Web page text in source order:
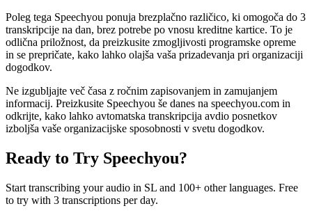
Poleg tega Speechyou ponuja brezplačno različico, ki omogoča do 3
transkripcije na dan, brez potrebe po vnosu kreditne kartice. To je
odlična priložnost, da preizkusite zmogljivosti programske opreme
in se prepričate, kako lahko olajša vaša prizadevanja pri organizaciji
dogodkov.
Ne izgubljajte več časa z ročnim zapisovanjem in zamujanjem
informacij. Preizkusite Speechyou še danes na speechyou.com in
odkrijte, kako lahko avtomatska transkripcija avdio posnetkov
izboljša vaše organizacijske sposobnosti v svetu dogodkov.
Ready to Try Speechyou?
Start transcribing your audio in SL and 100+ other languages. Free
to try with 3 transcriptions per day.